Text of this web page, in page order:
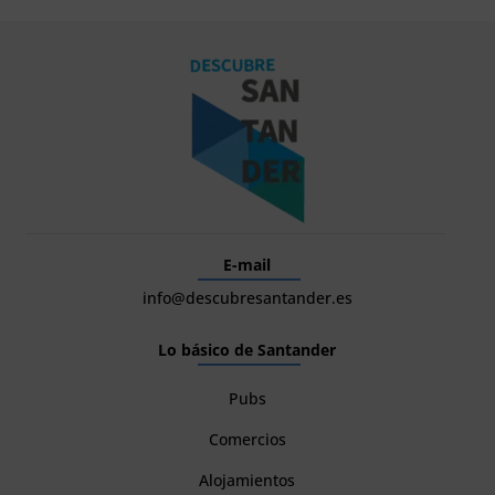
E-mail
info@descubresantander.es
Lo básico de Santander
Pubs
Comercios
Alojamientos